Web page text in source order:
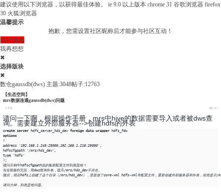
建议使用以下浏览器，以获得最佳体验。 ie 9.0 以上版本 chrome 31 谷歌浏览器 firefox
30 火狐浏览器
温馨提示
抱歉，您需设置社区昵称后才能参与社区互动！
前往修改
我再想想
✖
选择版块
✖
数仓gaussdb(dws) 主题:3048帖子:12763
【生态空间】
mrs数据连通gaussdb(dws)问题
4 天前 381
请问一下啊，根据操作手册，mrs中hive的数据需要导入或者被dws查
询。需要建立外部服务器-->创建hdfs的外表
create server hdfs_server_hds_dev foreign data wrapper
options
(
address '192.168.1.245:25000,192.168.1.218:25000' ,
hdfscfgpath '/mrs/hds_dev',
type 'hdfs'
);
请问示例中hdfscfgpath说的集群配置文件到底是啥？
当全部操作完后，用dws查询外表，提示/mrs/hds_dev不存在。
随后，我在hdfs上创建了这个目录（/mrs/hds_dev），里面放了core-xml hdfs-xml等配置文件，重新创建外部服务器和外表，依然提示/
请问大神，到底是啥问题。